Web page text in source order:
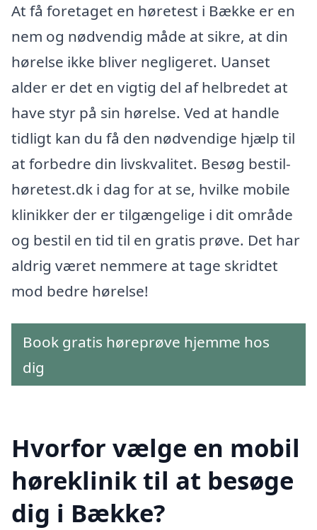
At få foretaget en høretest i Bække er en
nem og nødvendig måde at sikre, at din
hørelse ikke bliver negligeret. Uanset
alder er det en vigtig del af helbredet at
have styr på sin hørelse. Ved at handle
tidligt kan du få den nødvendige hjælp til
at forbedre din livskvalitet. Besøg bestil-
høretest.dk i dag for at se, hvilke mobile
klinikker der er tilgængelige i dit område
og bestil en tid til en gratis prøve. Det har
aldrig været nemmere at tage skridtet
mod bedre hørelse!
Book gratis høreprøve hjemme hos
dig
Hvorfor vælge en mobil
høreklinik til at besøge
dig i Bække?